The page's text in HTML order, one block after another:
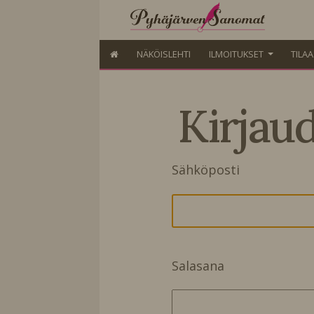
NÄKÖISLEHTI ILMOITUKSET
Sähköposti
Salasana